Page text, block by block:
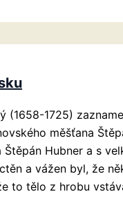
(1658-1725)
měšťana
Hubner a s
a vážen byl, že
to tělo z hrobu